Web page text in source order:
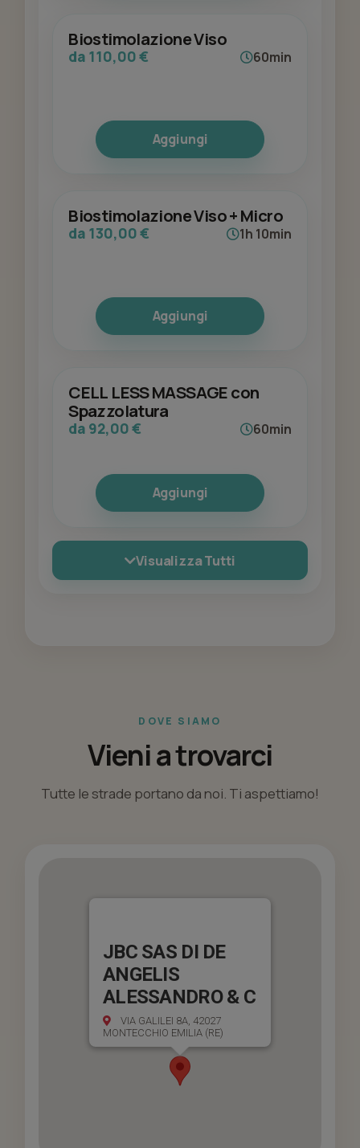
Biostimolazione Viso
da 110,00 € 60min
Aggiungi
Biostimolazione Viso + Micro
da 130,00 € 1h 10min
Aggiungi
CELL LESS MASSAGE con
Spazzolatura
da 92,00 € 60min
Aggiungi
Visualizza Tutti
DOVE SIAMO
Vieni a trovarci
Tutte le strade portano da noi. Ti aspettiamo!
JBC SAS DI DE
ANGELIS
ALESSANDRO & C
VIA GALILEI 8A, 42027
MONTECCHIO EMILIA (RE)